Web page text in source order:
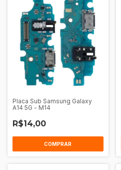
Placa Sub Samsung Galaxy
A14 5G - M14
R$14,00